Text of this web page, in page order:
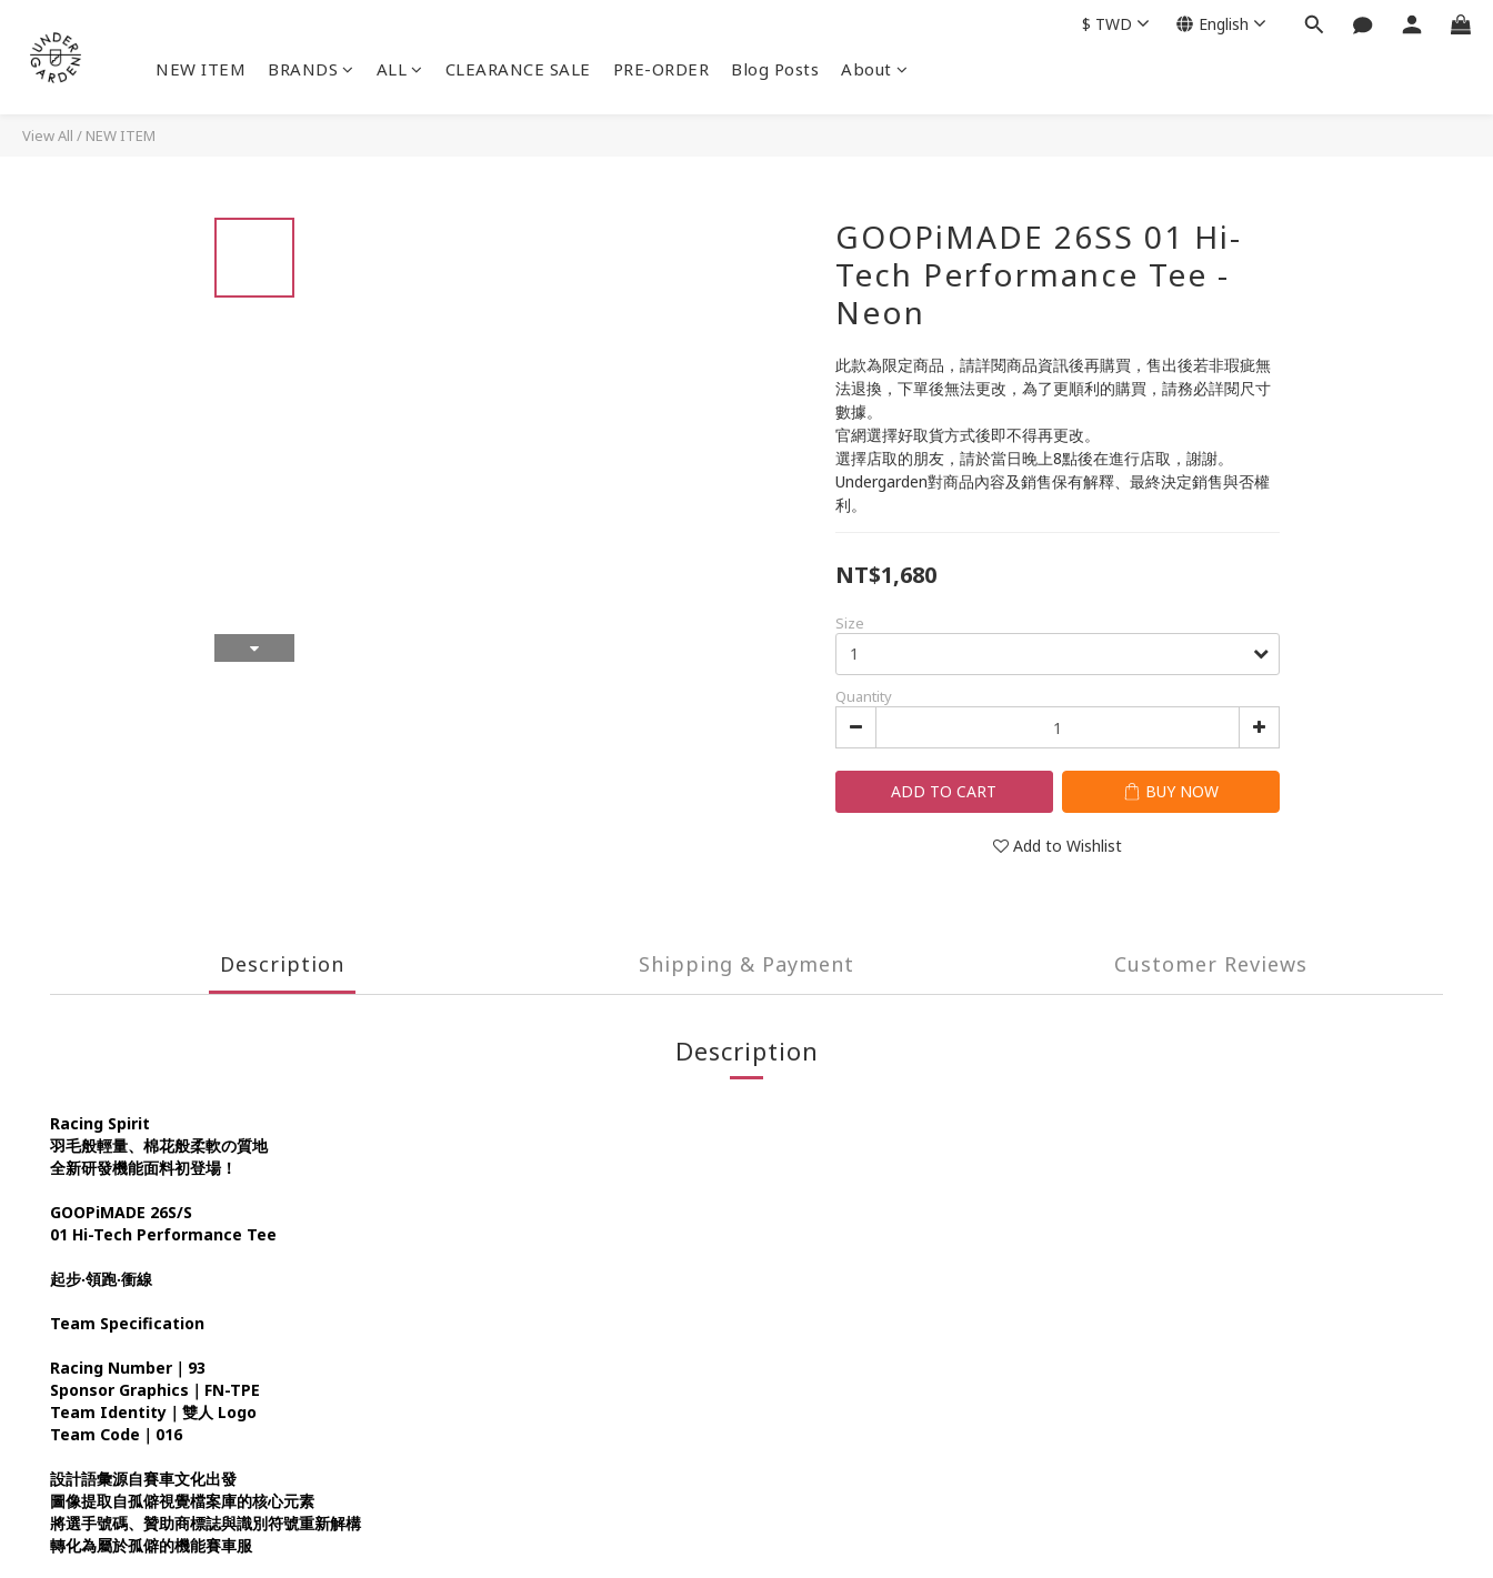
NEW ITEM BRANDS ALL CLEARANCE SALE PRE-ORDER Blog Posts About
$ TWD English
View All / NEW ITEM
GOOPiMADE 26SS 01 Hi-
Tech Performance Tee -
Neon
此款為限定商品，請詳閱商品資訊後再購買，售出後若非瑕疵無
法退換，下單後無法更改，為了更順利的購買，請務必詳閱尺寸
數據。
官網選擇好取貨方式後即不得再更改。
選擇店取的朋友，請於當日晚上8點後在進行店取，謝謝。
Undergarden對商品內容及銷售保有解釋、最終決定銷售與否權
利。
NT$1,680
Size
Quantity
ADD TO CART BUY NOW
Add to Wishlist
Description Shipping & Payment Customer Reviews
Description
Racing Spirit
羽毛般輕量、棉花般柔軟の質地
全新研發機能面料初登場！
GOOPiMADE 26S/S
01 Hi-Tech Performance Tee
起步‧領跑‧衝線
Team Specification
Racing Number｜93
Sponsor Graphics｜FN-TPE
Team Identity｜雙人 Logo
Team Code｜016
設計語彙源自賽車文化出發
圖像提取自孤僻視覺檔案庫的核心元素
將選手號碼、贊助商標誌與識別符號重新解構
轉化為屬於孤僻的機能賽車服